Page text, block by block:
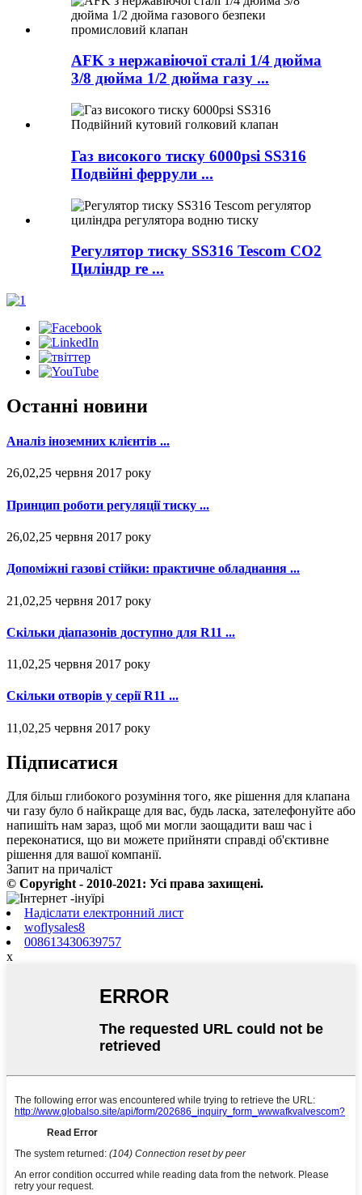
AFK з нержавіючої сталі 1/4 дюйма
3/8 дюйма 1/2 дюйма газу ...
Газ високого тиску 6000psi SS316
Подвійні феррули ...
Регулятор тиску SS316 Tescom CO2
Циліндр re ...
Останні новини
Аналіз іноземних клієнтів ...
26,02,25 червня 2017 року
Принцип роботи регуляції тиску ...
26,02,25 червня 2017 року
Допоміжні газові стійки: практичне обладнання ...
21,02,25 червня 2017 року
Скільки діапазонів доступно для R11 ...
11,02,25 червня 2017 року
Скільки отворів у серії R11 ...
11,02,25 червня 2017 року
Підписатися
Для більш глибокого розуміння того, яке рішення для клапана
чи газу було б найкраще для вас, будь ласка, зателефонуйте або
напишіть нам зараз, щоб ми могли заощадити ваш час і
переконатися, що ви можете прийняти справді об'єктивне
рішення для вашої компанії.
Запит на причаліст
© Copyright - 2010-2021: Усі права захищені.
Надіслати електронний лист
woflysales8
008613430639757
x